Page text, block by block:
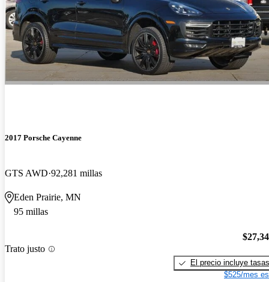
2017 Porsche Cayenne
GTS AWD 92,281 millas
Eden Prairie, MN
95 millas
Trato justo
El precio incluye tasas
$525/mes